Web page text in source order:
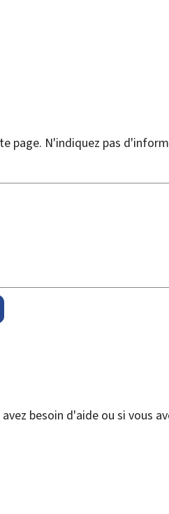
page. N'indiquez pas
besoin d'aide ou si vous